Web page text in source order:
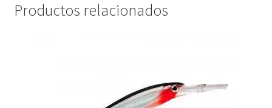
Productos relacionados